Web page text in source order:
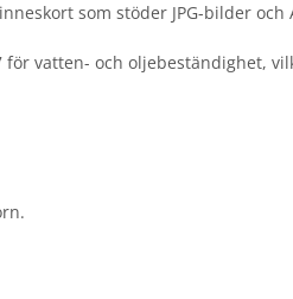
som stöder JPG-bilder
för vatten- och oljebeständighet,